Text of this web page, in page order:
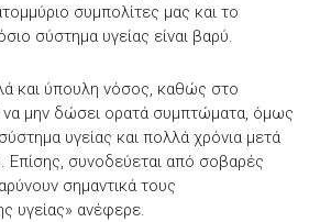
συμπολίτες μας και το
σύστημα υγείας είναι βαρύ.
και ύπουλη νόσος, καθώς στο
να μην δώσει ορατά συμπτώματα, όμως
υγείας και πολλά χρόνια μετά
Επίσης, συνοδεύεται από σοβαρές
σημαντικά τους
υγείας» ανέφερε.